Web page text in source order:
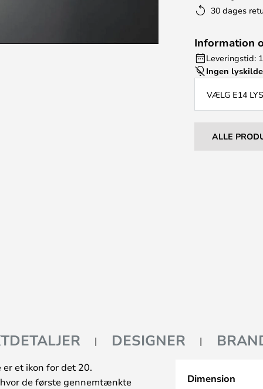
30 dages
Information
Leveringstid:
Ingen lyskilde
VÆLG E14
ALLE
DESIGNER
et ikon for det 20.
de første gennemtænkte
Dimension